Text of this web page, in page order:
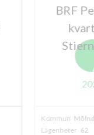
BRF
Kommun
Lägenheter 62